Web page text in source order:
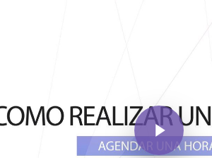
Play Video